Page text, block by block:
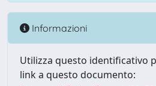
Informazioni
Utilizza questo identificativo
link a questo documento: